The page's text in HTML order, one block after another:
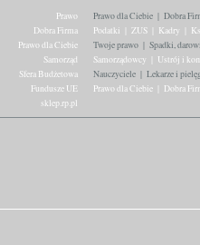
Prawo Prawo dla Ciebie | Dobra
Dobra Firma
Podatki ZUS Kadry
Prawo dla Ciebie
Twoje prawo | Spadki,
Samorząd
Samorządowcy Ustrój i
Sfera Budżetowa
Nauczyciele | Lekarze i
Fundusze UE
Prawo dla Ciebie Dobra
sklep.rp.pl